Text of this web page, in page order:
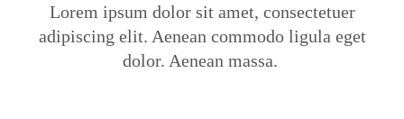
Lorem ipsum dolor sit amet, consectetuer
adipiscing elit. Aenean commodo ligula eget
dolor. Aenean massa.